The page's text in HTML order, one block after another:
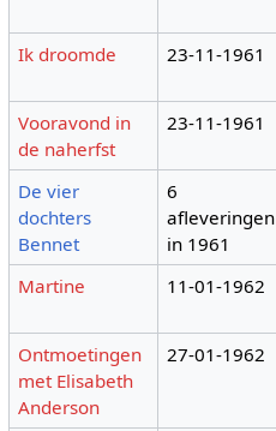
Ik droomde 23-11-1961
Vooravond in
de naherfst
23-11-1961
De vier
dochters
Bennet
6
afleveringen
in 1961
Martine 11-01-1962
Ontmoetingen
met Elisabeth
Anderson
27-01-1962